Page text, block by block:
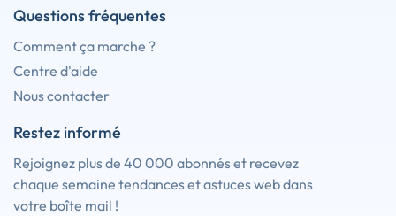
Questions fréquentes
Comment ça marche ?
Centre d'aide
Nous contacter
Restez informé
Rejoignez plus de 40 000 abonnés et recevez
chaque semaine tendances et astuces web dans
votre boîte mail !